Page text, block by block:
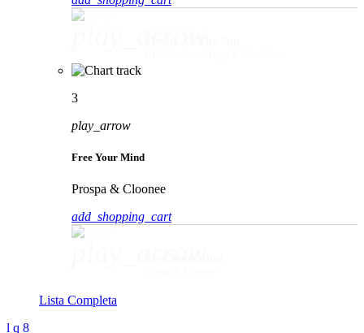
3
play_arrow
Free Your Mind
Prospa & Cloonee
add_shopping_cart
Lista Completa